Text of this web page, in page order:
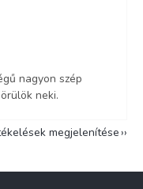
5 csillag.
nagyon szép
neki.
megjelenítése